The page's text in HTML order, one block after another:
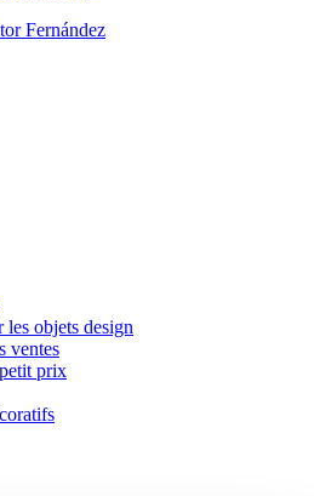
objets design
ventes
prix